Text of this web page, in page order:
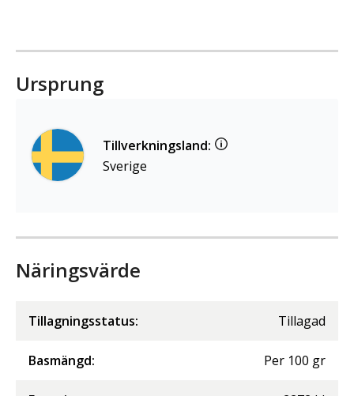
Ursprung
Tillverkningsland:
Sverige
Näringsvärde
Tillagningsstatus: Tillagad
Basmängd: Per 100 gr